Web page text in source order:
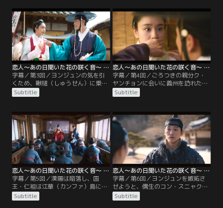
出会いを夢見るお転婆少女だ。ギル
チェは成均館（ソンギュングァン）
の儒生ナム・ヨンジュンに想いを寄
せているが、そんな彼はギルチェの
友人キョン・ウネのことを好きな様
子。
金（こうきん）を討てと騒ぐ男たち
を、皮肉な口調でからかう。ジャン
ヒョンが立ち去ったあと、ギルチェ
は村の男たちから、彼についての悪
い噂（うわさ）を聞く。
恋人～あの日聞いた花の咲く音～ 第03話／字幕
字幕／第3回／ヨンジュンの気を引
くため、鞦韆（しゅうせん）に乗る
ギルチェ。しかし、バランスを崩し
てしまい、体は宙へと投げ出され
は、あのジャンヒョンだった。礼も
言わず素っ気ない態度のギルチェに
あきれるジャンヒョン。その夜、ギ
ルチェはヨンジュンの気持ちを確か
めるが、ウネには自分しかいないと
言われてショックを受ける。
Subtitle
恋人～あの日聞いた花の咲く音～ 第04話／字幕
字幕／第4回／ごろつきの親分ク・
ヤンチョンに会いに義州を訪れたジ
ャンヒョンは、そこでごろつき同士
のあいだで起きたある事件に遭遇。
イランの婚礼が行われる。義州から
戻ったジャンヒョンたちも祝宴に参
加し、歌い手のリャンウムはそこで
歌声を披露する。そんな中、ギルチ
ェはヨンジュンに唇をささげようと
ある作戦を実行するが…。
Subtitle
恋人～あの日聞いた花の咲く音～ 第05話／字幕
字幕／第5回／漢陽は陥落し、国
王・仁祖は江華（カンファ）島に逃
れる時間もなく南漢山（ナマンサ
ン）城へ籠城。ヌングン里の儒生た
Subtitle
恋人～あの日聞いた花の咲く音～ 第06話／字幕
字幕／第6回／ヨンジュンを嫉妬さ
せようと、儒生のコン・スニャクが
自分に求婚するよう仕向けたギルチ
ェ。しかし、嫉妬するどころか自分
Subtitle